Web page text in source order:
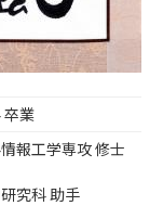
卒業
報工学専攻 修士
究科 助手